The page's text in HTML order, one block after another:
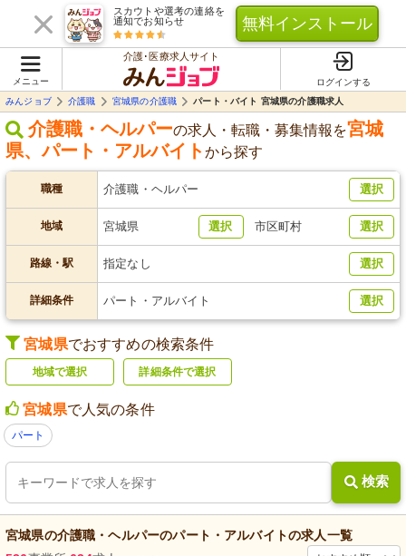
スカウトや選考の連絡を
通知でお知らせ
無料インストール
メニュー
介護･医療求人サイト
ログインする
みんジョブ
介護職 宮城県の介護職 パート・バイト 宮城県の介護職求人
介護職・ヘルパーの求人・転職・募集情報を宮城
県、パート・アルバイトから探す
職種 介護職・ヘルパー 選択
地域 宮城県 選択 市区町村 選択
路線・駅 指定なし 選択
詳細条件 パート・アルバイト 選択
宮城県でおすすめの検索条件
地域で選択 詳細条件で選択
宮城県で人気の条件
パート
検索
宮城県の介護職・ヘルパーのパート・アルバイトの求人一覧